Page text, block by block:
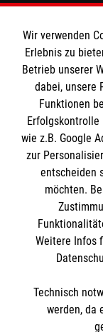
Empfänger:
IBAN: DE10
BIC:
Cookies
Wir verwenden
Erlebnis zu
Betrieb unserer
dabei, unsere
Funktionen
Erfolgskontrolle
wie z.B. Google
zur
entscheiden
möchten.
Weitere Infos
Technisch
werden, da